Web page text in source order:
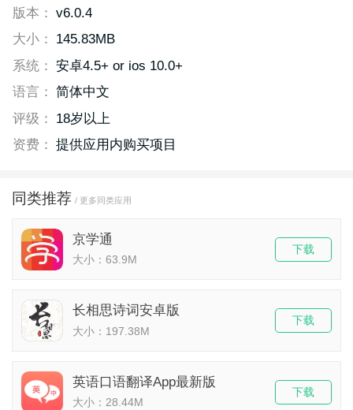
版本： v6.0.4
大小：
145.83MB
系统： 安卓4.5+ or ios 10.0+
语言： 简体中文
评级：
18岁以上
资费： 提供应用内购买项目
同类推荐 / 更多同类应用
京学通
大小：63.9M
下载
长相思诗词安卓版
大小：197.38M
下载
英语口语翻译App最新版
大小：28.44M
下载